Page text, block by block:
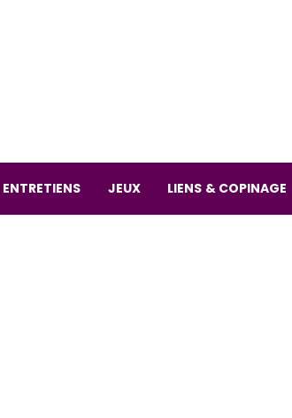
ENTRETIENS JEUX LIENS & COPINAGE